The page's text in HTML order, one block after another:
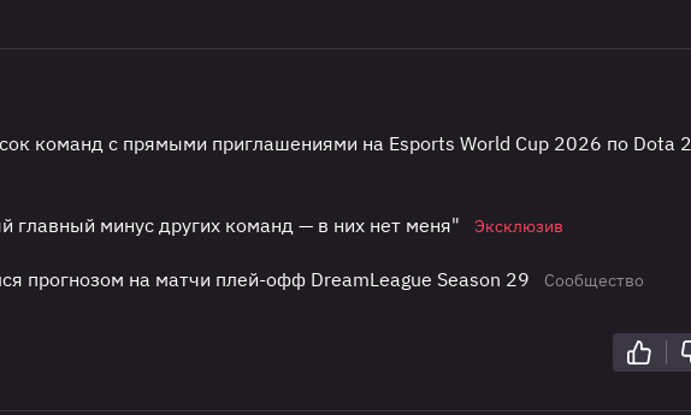
команд с прямыми приглашениями на Esports World Cup 2026 по Dota 2
главный минус других команд — в них нет меня" Эксклюзив
прогнозом на матчи плей-офф DreamLeague Season 29 Сообщество